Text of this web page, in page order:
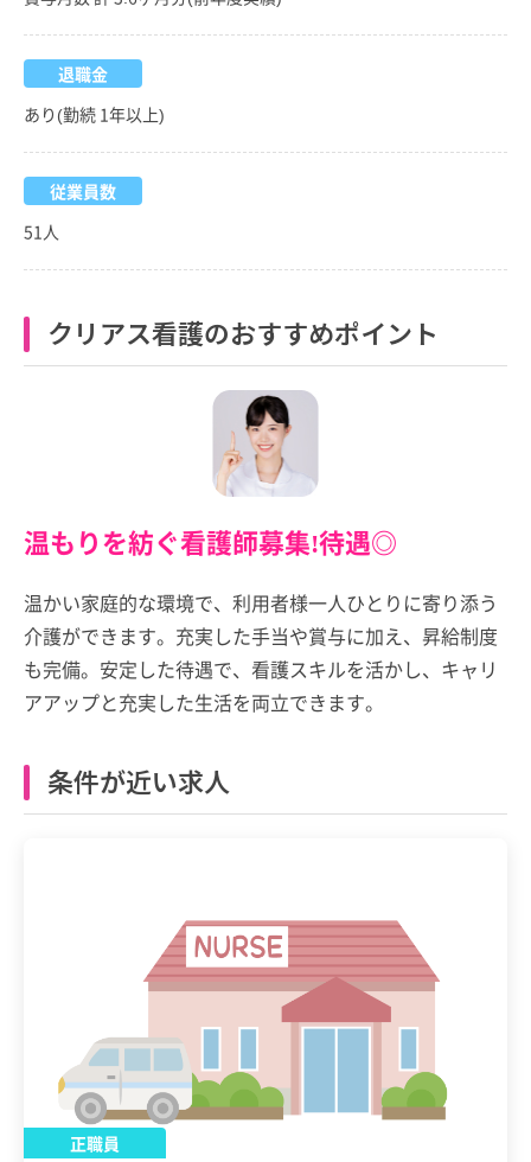
退職金
あり(勤続 1年以上)
従業員数
51人
クリアス看護のおすすめポイント
温もりを紡ぐ看護師募集!待遇◎
温かい家庭的な環境で、利用者様一人ひとりに寄り添う
介護ができます。充実した手当や賞与に加え、昇給制度
も完備。安定した待遇で、看護スキルを活かし、キャリ
アアップと充実した生活を両立できます。
条件が近い求人
正職員